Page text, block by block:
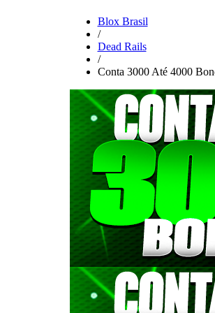
Blox Brasil
/
Dead Rails
/
Conta 3000 Até 4000